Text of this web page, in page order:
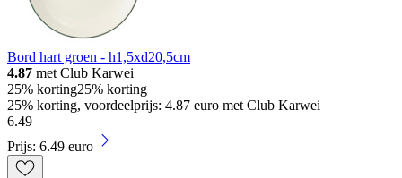
Bord hart groen - h1,5xd20,5cm
4.87 met Club Karwei
25% korting25% korting
25% korting, voordeelprijs: 4.87 euro met Club Karwei
6.49
Prijs: 6.49 euro